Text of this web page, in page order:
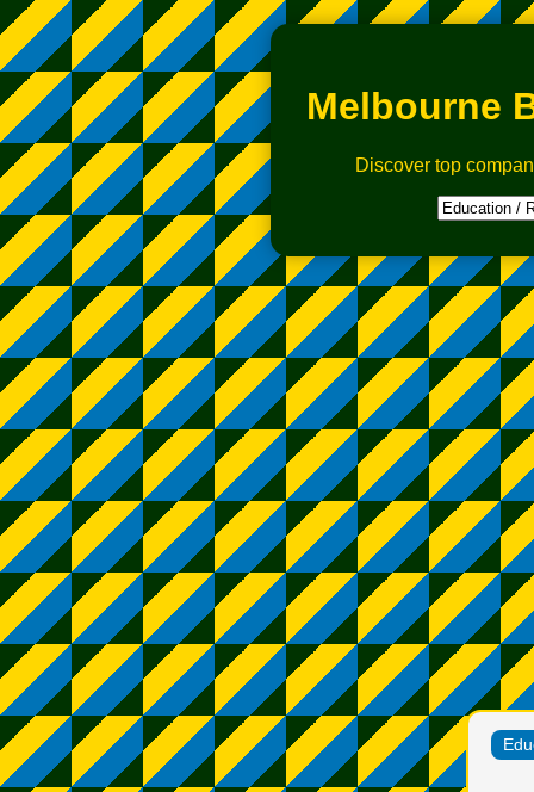
Melbourne
Discover top